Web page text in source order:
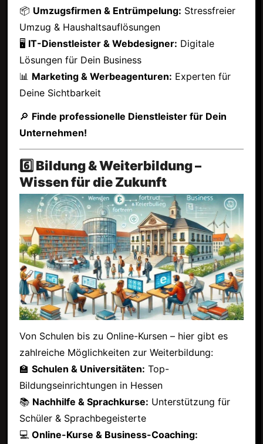
📦 Umzugsfirmen & Entrümpelung: Stressfreier
Umzug & Haushaltsauflösungen
🖥 IT-Dienstleister & Webdesigner: Digitale
Lösungen für Dein Business
📊 Marketing & Werbeagenturen: Experten für
Deine Sichtbarkeit
🔎 Finde professionelle Dienstleister für Dein
Unternehmen!
6️⃣ Bildung & Weiterbildung –
Wissen für die Zukunft
Von Schulen bis zu Online-Kursen – hier gibt es
zahlreiche Möglichkeiten zur Weiterbildung:
🏫 Schulen & Universitäten: Top-
Bildungseinrichtungen in Hessen
📚 Nachhilfe & Sprachkurse: Unterstützung für
Schüler & Sprachbegeisterte
💻 Online-Kurse & Business-Coaching: